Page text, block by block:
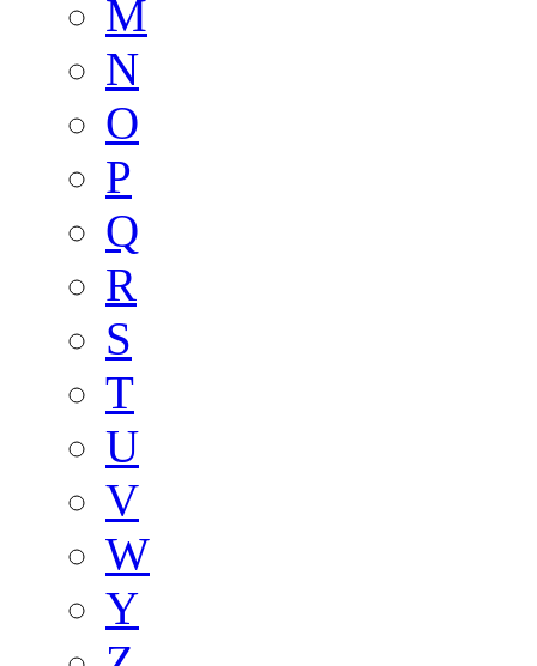
M
N
O
P
Q
R
S
T
U
V
W
Y